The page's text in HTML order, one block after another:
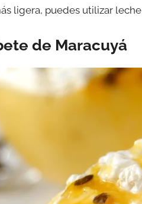
ligera, puedes utilizar
de Maracuyá